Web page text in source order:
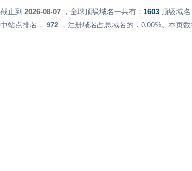
截止到 2026-08-07，全球顶级域名一共有： 1603 顶级域名
中站点排名： 972，注册域名占总域名的：0.00%。本页